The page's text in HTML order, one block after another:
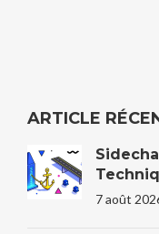
ARTICLE
7 août